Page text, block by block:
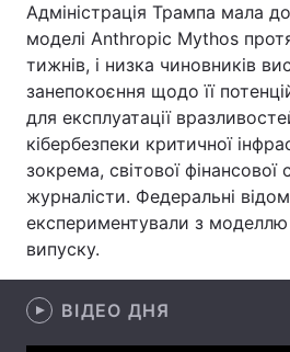
Лонгріди
Відео з Youtube
Інтерв'ю
Архів
Контакти
Послуги
Адміністрація Трампа мала
моделі Anthropic Mythos
тижнів, і низка чиновників
занепокоєння щодо її
для експлуатації
кібербезпеки критичної
зокрема, світової
журналісти. Федеральні
експериментували з моделлю
випуску.
ВІДЕО ДНЯ